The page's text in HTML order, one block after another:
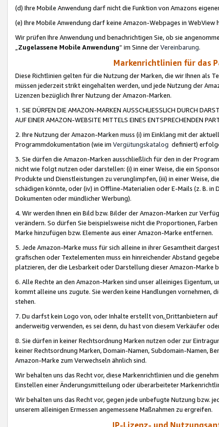
(d) Ihre Mobile Anwendung darf nicht die Funktion von Amazons
(e) Ihre Mobile Anwendung darf keine Amazon-Webpages in WebView
Wir prüfen Ihre Anwendung und benachrichtigen Sie, ob sie
„Zugelassene Mobile Anwendung“ im Sinne derVereinbarung.
Markenrichtlinien für das
Diese Richtlinien gelten für die Nutzung der Marken, die wir Ihnen als
müssen jederzeit strikt eingehalten werden, und jede Nutzung der
Lizenzen bezüglich Ihrer Nutzung der Amazon-Marken.
1. SIE DÜRFEN DIE AMAZON-MARKEN AUSSCHLIESSLICH DURCH
AUF EINER AMAZON-WEBSITE MITTELS EINES ENTSPRECHENDEN
2. Ihre Nutzung der Amazon-Marken muss (i) im Einklang mit der
Programmdokumentation (wie im Vergütungskatalog definiert)
3. Sie dürfen die Amazon-Marken ausschließlich für den in der
nicht wie folgt nutzen oder darstellen: (i) in einer Weise, die ein
Produkte und Dienstleistungen zu verunglimpfen, (iii) in einer Weise,
schädigen könnte, oder (iv) in Offline-Materialien oder E-Mails (z. B. in
Dokumenten oder mündlicher Werbung).
4. Wir werden Ihnen ein Bild bzw. Bilder der Amazon-Marken zur
verändern. So dürfen Sie beispielsweise nicht die Proportionen,
Marke hinzufügen bzw. Elemente aus einer Amazon-Marke entfernen.
5. Jede Amazon-Marke muss für sich alleine in ihrer Gesamtheit
grafischen oder Textelementen muss ein hinreichender Abstand
platzieren, der die Lesbarkeit oder Darstellung dieser Amazon-Marke
6. Alle Rechte an den Amazon-Marken sind unser alleiniges
kommt alleine uns zugute. Sie werden keine Handlungen vornehmen,
stehen.
7. Du darfst kein Logo von, oder Inhalte erstellt von,Drittanbietern auf
anderweitig verwenden, es sei denn, du hast von diesem Verkäufer
8. Sie dürfen in keiner Rechtsordnung Marken nutzen oder zur
keiner Rechtsordnung Marken, Domain-Namen, Subdomain-Namen,
Amazon-Marke zum Verwechseln ähnlich sind.
Wir behalten uns das Recht vor, diese Markenrichtlinien und die
Einstellen einer Änderungsmitteilung oder überarbeiteter
Wir behalten uns das Recht vor, gegen jede unbefugte Nutzung bzw.
unserem alleinigen Ermessen angemessene Maßnahmen zu ergreifen.
IP-Lizenz- und